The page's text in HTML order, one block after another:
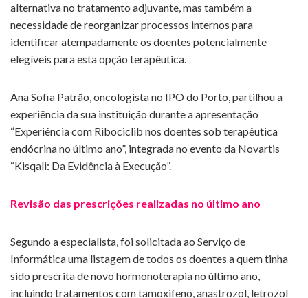
alternativa no tratamento adjuvante, mas também a
necessidade de reorganizar processos internos para
identificar atempadamente os doentes potencialmente
elegíveis para esta opção terapêutica.
Ana Sofia Patrão, oncologista no IPO do Porto, partilhou a
experiência da sua instituição durante a apresentação
“Experiência com Ribociclib nos doentes sob terapêutica
endócrina no último ano”, integrada no evento da Novartis
“Kisqali: Da Evidência à Execução”.
Revisão das prescrições realizadas no último ano
Segundo a especialista, foi solicitada ao Serviço de
Informática uma listagem de todos os doentes a quem tinha
sido prescrita de novo hormonoterapia no último ano,
incluindo tratamentos com tamoxifeno, anastrozol, letrozol